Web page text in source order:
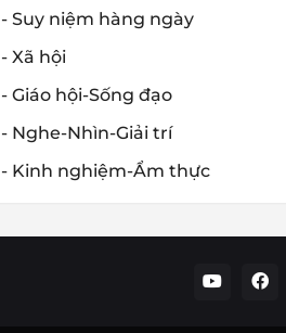
- Suy niệm hàng ngày
- Xã hội
- Giáo hội-Sống đạo
- Nghe-Nhìn-Giải trí
- Kinh nghiệm-Ẩm thực